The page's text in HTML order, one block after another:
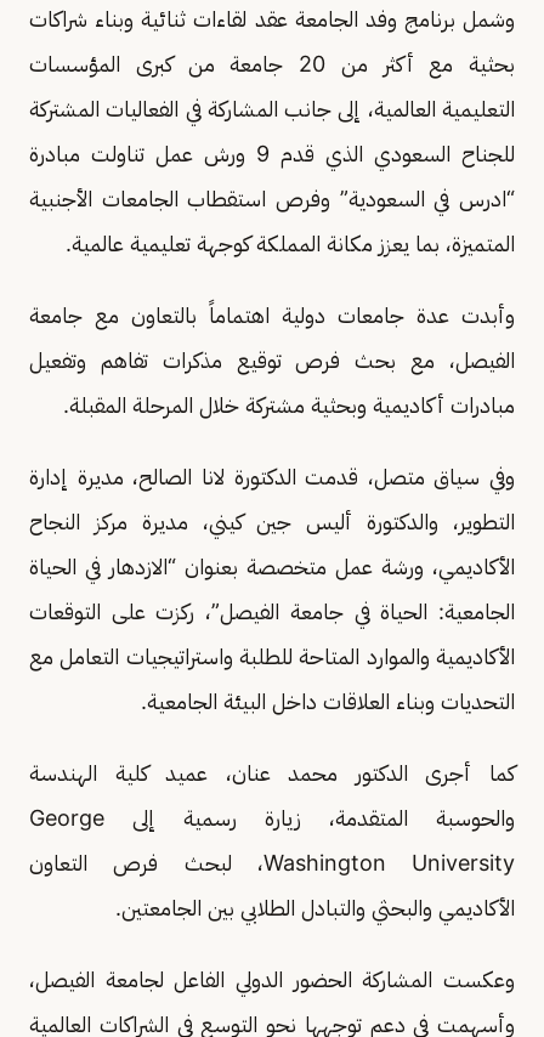
وشمل برنامج وفد الجامعة عقد لقاءات ثنائية وبناء شراكات
بحثية مع أكثر من 20 جامعة من كبرى المؤسسات
التعليمية العالمية، إلى جانب المشاركة في الفعاليات المشتركة
للجناح السعودي الذي قدم 9 ورش عمل تناولت مبادرة
“ادرس في السعودية” وفرص استقطاب الجامعات الأجنبية
المتميزة، بما يعزز مكانة المملكة كوجهة تعليمية عالمية.
وأبدت عدة جامعات دولية اهتماماً بالتعاون مع جامعة
الفيصل، مع بحث فرص توقيع مذكرات تفاهم وتفعيل
مبادرات أكاديمية وبحثية مشتركة خلال المرحلة المقبلة.
وفي سياق متصل، قدمت الدكتورة لانا الصالح، مديرة إدارة
التطوير، والدكتورة أليس جين كيني، مديرة مركز النجاح
الأكاديمي، ورشة عمل متخصصة بعنوان “الازدهار في الحياة
الجامعية: الحياة في جامعة الفيصل”، ركزت على التوقعات
الأكاديمية والموارد المتاحة للطلبة واستراتيجيات التعامل مع
التحديات وبناء العلاقات داخل البيئة الجامعية.
كما أجرى الدكتور محمد عنان، عميد كلية الهندسة
والحوسبة المتقدمة، زيارة رسمية إلى George
Washington University، لبحث فرص التعاون
الأكاديمي والبحثي والتبادل الطلابي بين الجامعتين.
وعكست المشاركة الحضور الدولي الفاعل لجامعة الفيصل،
وأسهمت في دعم توجهها نحو التوسع في الشراكات العالمية